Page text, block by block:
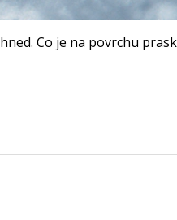
Co je na povrchu